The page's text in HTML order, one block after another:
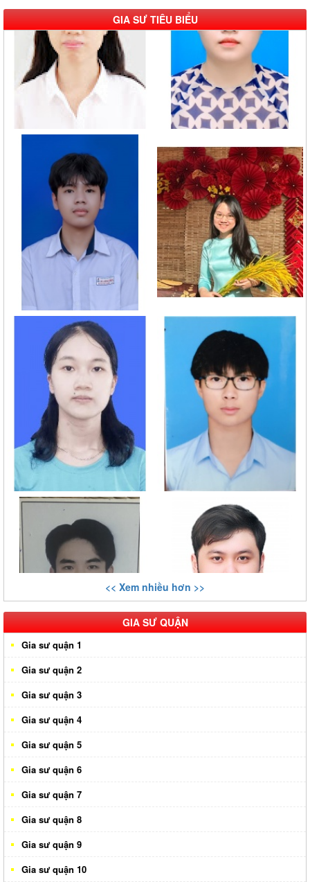
GIA SƯ TIÊU BIỂU
<< Xem nhiều hơn >>
GIA SƯ QUẬN
Gia sư quận 1
Gia sư quận 2
Gia sư quận 3
Gia sư quận 4
Gia sư quận 5
Gia sư quận 6
Gia sư quận 7
Gia sư quận 8
Gia sư quận 9
Gia sư quận 10